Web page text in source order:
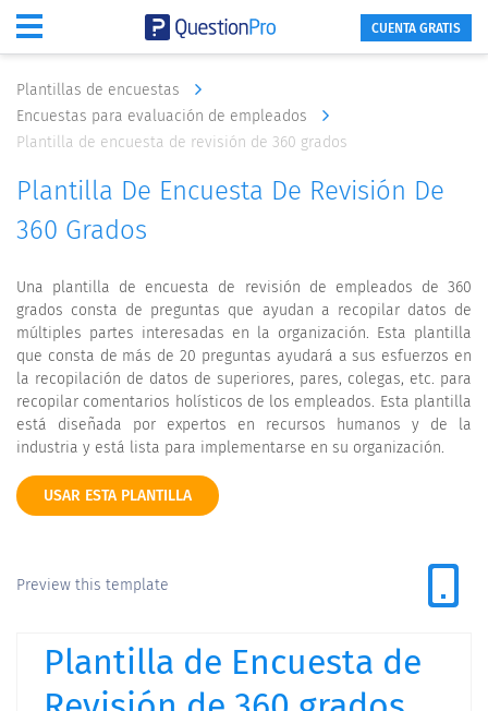
CUENTA GRATIS
Plantillas de encuestas
Encuestas para evaluación de empleados
Plantilla de encuesta de revisión de 360 grados
Plantilla De Encuesta De Revisión De
360 Grados
Una plantilla de encuesta de revisión de empleados de 360
grados consta de preguntas que ayudan a recopilar datos de
múltiples partes interesadas en la organización. Esta plantilla
que consta de más de 20 preguntas ayudará a sus esfuerzos en
la recopilación de datos de superiores, pares, colegas, etc. para
recopilar comentarios holísticos de los empleados. Esta plantilla
está diseñada por expertos en recursos humanos y de la
industria y está lista para implementarse en su organización.
USAR ESTA PLANTILLA
Preview this template